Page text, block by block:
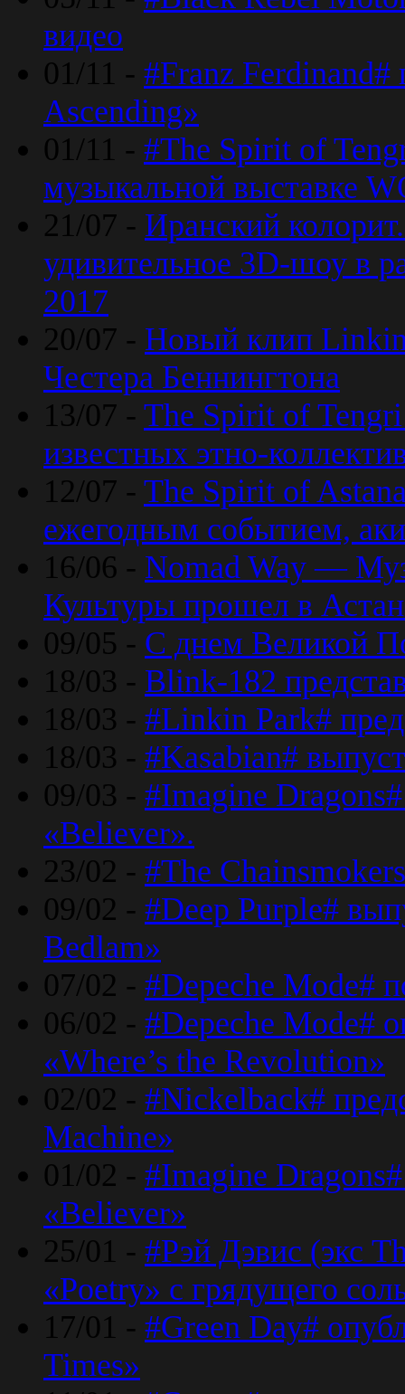
видео
01/11 - #Franz Ferdinand#
Ascending»
01/11 - #The Spirit of
музыкальной выставке
21/07 - Иранский
удивительное 3D-шоу в
2017
20/07 - Новый клип Linkin
Честера Беннингтона
13/07 - The Spirit of Tengri
известных этно-
12/07 - The Spirit of
ежегодным событием,
16/06 - Nomad Way —
Культуры прошел в
09/05 - С днем Великой
18/03 - Blink-182
18/03 - #Linkin Park#
18/03 - #Kasabian#
09/03 - #Imagine
«Believer».
23/02 - #The
09/02 - #Deep Purple#
Bedlam»
07/02 - #Depeche Mode#
06/02 - #Depeche Mode#
«Where’s the Revolution»
02/02 - #Nickelback#
Machine»
01/02 - #Imagine
«Believer»
25/01 - #Рэй Дэвис (экс
«Poetry» с грядущего
17/01 - #Green Day#
Times»